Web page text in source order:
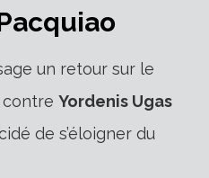
un retour sur le
contre Yordenis Ugas
de s’éloigner du